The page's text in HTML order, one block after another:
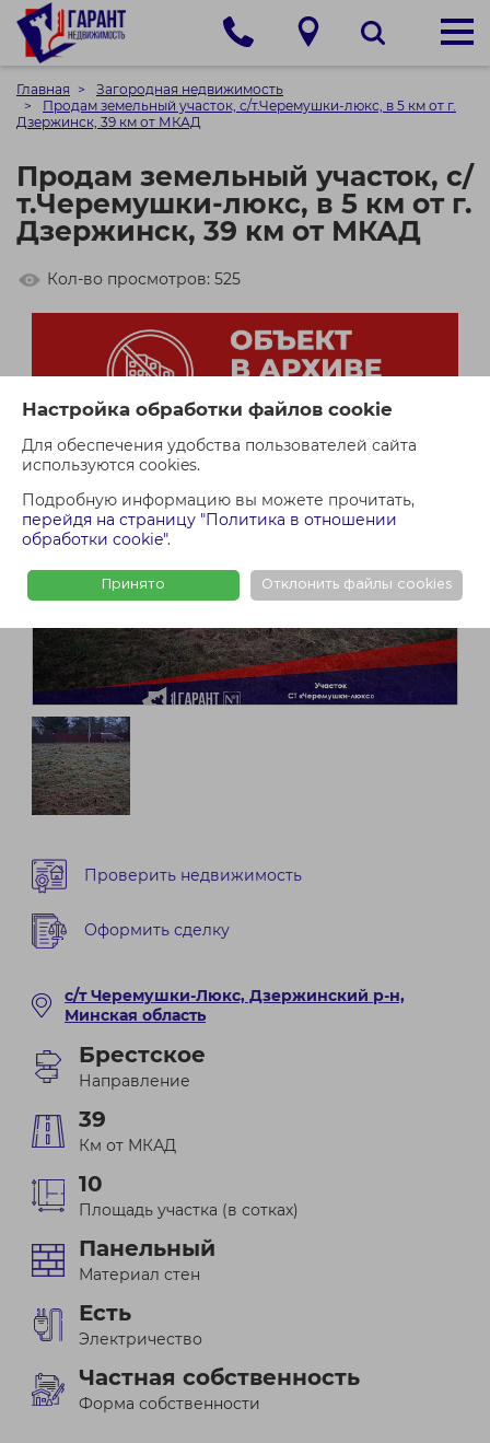
Настройка обработки файлов cookie
Для обеспечения удобства пользователей сайта
используются cookies.
Подробную информацию вы можете прочитать,
перейдя на страницу "Политика в отношении
обработки cookie".
Принято Отклонить файлы cookies
Главная
Загородная недвижимость
Продам земельный участок, с/т.Черемушки-люкс, в 5 км от г.
Дзержинск, 39 км от МКАД
Продам земельный участок, с/
т.Черемушки-люкс, в 5 км от г.
Дзержинск, 39 км от МКАД
Кол-во просмотров: 525
Проверить недвижимость
Оформить сделку
с/т Черемушки-Люкс, Дзержинский р-н,
Минская область
Брестское
Направление
39
Км от МКАД
10
Площадь участка (в сотках)
Панельный
Материал стен
Есть
Электричество
Частная собственность
Форма собственности